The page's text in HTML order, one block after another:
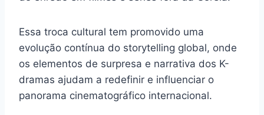
Essa troca cultural tem promovido uma
evolução contínua do storytelling global, onde
os elementos de surpresa e narrativa dos K-
dramas ajudam a redefinir e influenciar o
panorama cinematográfico internacional.